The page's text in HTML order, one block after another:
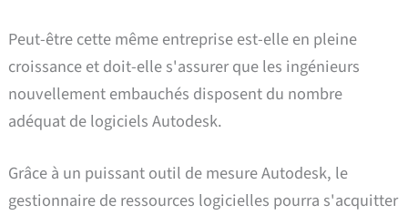
Peut-être cette même entreprise est-elle en pleine
croissance et doit-elle s'assurer que les ingénieurs
nouvellement embauchés disposent du nombre
adéquat de logiciels Autodesk.
Grâce à un puissant outil de mesure Autodesk, le
gestionnaire de ressources logicielles pourra s'acquitter